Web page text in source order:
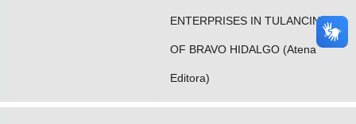
ENTERPRISES IN TULANCINGO
OF BRAVO HIDALGO (Atena
Editora)